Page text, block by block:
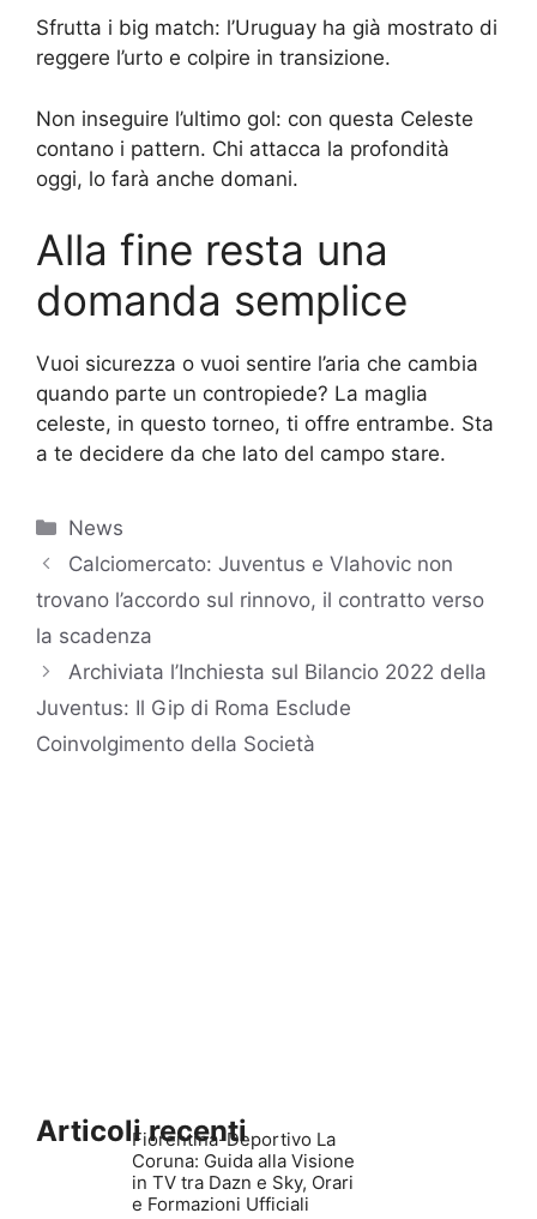
Sfrutta i big match: l’Uruguay ha già mostrato di
reggere l’urto e colpire in transizione.
Non inseguire l’ultimo gol: con questa Celeste
contano i pattern. Chi attacca la profondità
oggi, lo farà anche domani.
Alla fine resta una
domanda semplice
Vuoi sicurezza o vuoi sentire l’aria che cambia
quando parte un contropiede? La maglia
celeste, in questo torneo, ti offre entrambe. Sta
a te decidere da che lato del campo stare.
Categorie
News
Calciomercato: Juventus e Vlahovic non
trovano l’accordo sul rinnovo, il contratto verso
la scadenza
Archiviata l’Inchiesta sul Bilancio 2022 della
Juventus: Il Gip di Roma Esclude
Coinvolgimento della Società
Articoli recenti
Fiorentina-Deportivo La
Coruna: Guida alla Visione
in TV tra Dazn e Sky, Orari
e Formazioni Ufficiali